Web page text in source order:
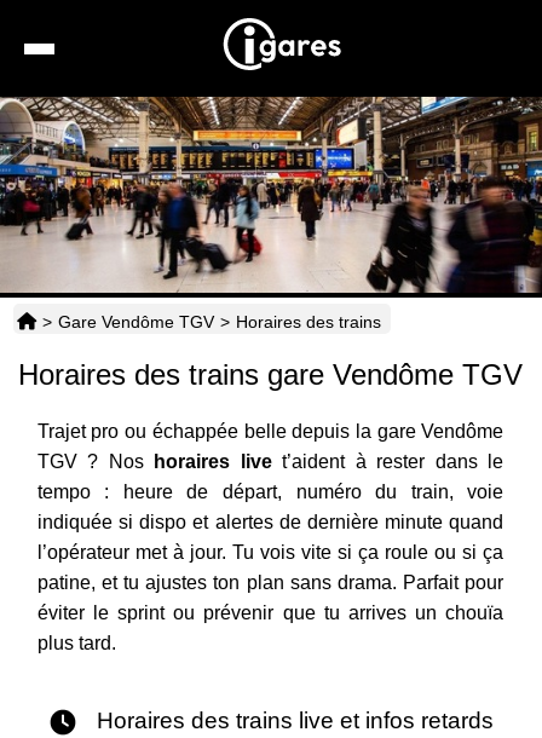
Recherche
Location de voiture
Hôtels
Horaires
> Gare Vendôme TGV > Horaires des trains
Horaires des trains gare Vendôme TGV
Trajet pro ou échappée belle depuis la gare Vendôme
TGV ? Nos
horaires livet’aident à rester dans le
tempo : heure de départ, numéro du train, voie
indiquée si dispo et alertes de dernière minute quand
l’opérateur met à jour. Tu vois vite si ça roule ou si ça
patine, et tu ajustes ton plan sans drama. Parfait pour
éviter le sprint ou prévenir que tu arrives un chouïa
plus tard.
Horaires des trains live et infos retards